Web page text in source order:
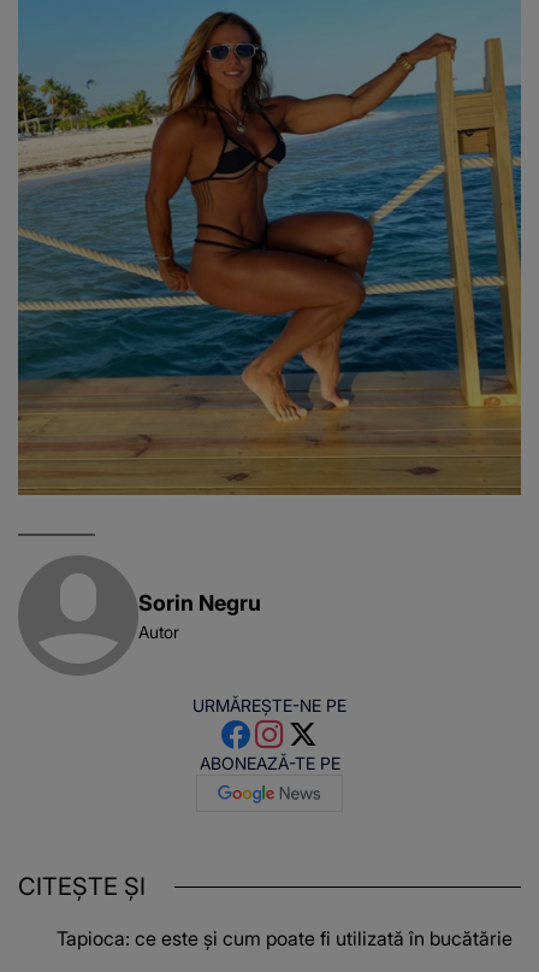
Sorin Negru
Autor
URMĂREȘTE-NE PE
ABONEAZĂ-TE PE
CITEȘTE ȘI
Tapioca: ce este și cum poate fi utilizată în bucătărie